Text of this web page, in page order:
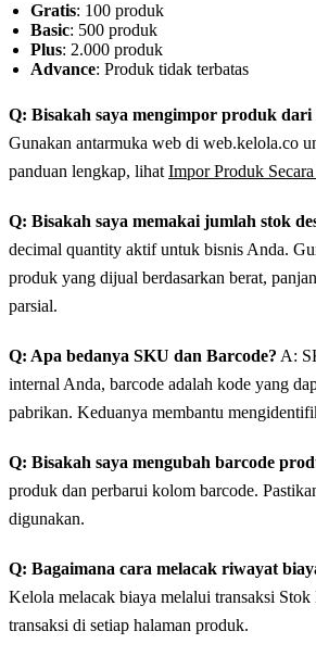
Gratis: 100 produk
Basic: 500 produk
Plus: 2.000 produk
Advance: Produk tidak terbatas
Q: Bisakah saya mengimpor produk dari
Gunakan antarmuka web di web.kelola.co
panduan lengkap, lihatImpor Produk
Q: Bisakah saya memakai jumlah stok
decimal quantity aktif untuk bisnis Anda.
produk yang dijual berdasarkan berat,
parsial.
Q: Apa bedanya SKU dan Barcode? A:
internal Anda, barcode adalah kode yang
pabrikan. Keduanya membantu
Q: Bisakah saya mengubah barcode
produk dan perbarui kolom barcode.
digunakan.
Q: Bagaimana cara melacak riwayat
Kelola melacak biaya melalui transaksi
transaksi di setiap halaman produk.